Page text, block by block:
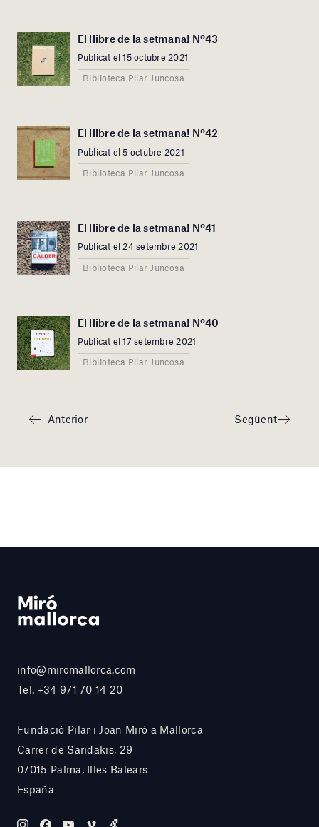
El llibre de la setmana! Nº43
Publicat el 15 octubre 2021
Biblioteca Pilar Juncosa
El llibre de la setmana! Nº42
Publicat el 5 octubre 2021
Biblioteca Pilar Juncosa
El llibre de la setmana! Nº41
Publicat el 24 setembre 2021
Biblioteca Pilar Juncosa
El llibre de la setmana! Nº40
Publicat el 17 setembre 2021
Biblioteca Pilar Juncosa
Anterior Següent
info@miromallorca.com
Tel. +34 971 70 14 20
Fundació Pilar i Joan Miró a Mallorca
Carrer de Saridakis, 29
07015 Palma, Illes Balears
España